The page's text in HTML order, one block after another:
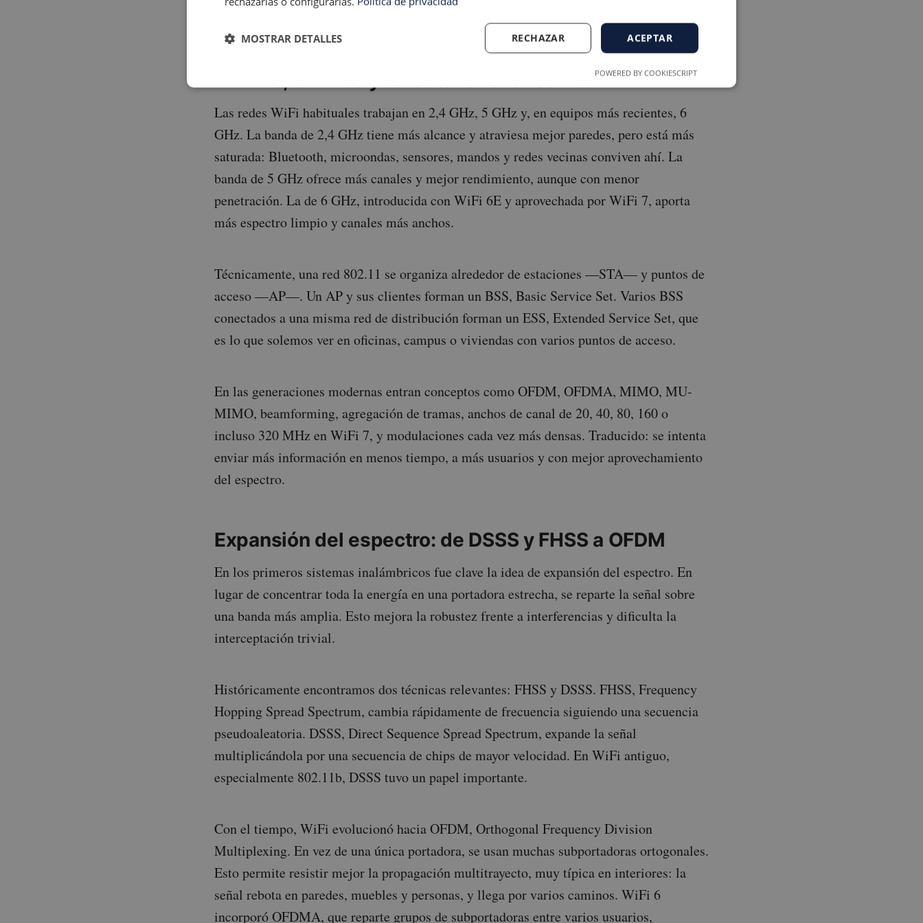
Bandas, canales y características técnicas
Las redes WiFi habituales trabajan en 2,4 GHz, 5 GHz y, en equipos más recientes, 6
GHz. La banda de 2,4 GHz tiene más alcance y atraviesa mejor paredes, pero está más
saturada: Bluetooth, microondas, sensores, mandos y redes vecinas conviven ahí. La
banda de 5 GHz ofrece más canales y mejor rendimiento, aunque con menor
penetración. La de 6 GHz, introducida con WiFi 6E y aprovechada por WiFi 7, aporta
más espectro limpio y canales más anchos.
Técnicamente, una red 802.11 se organiza alrededor de estaciones —STA— y puntos de
acceso —AP—. Un AP y sus clientes forman un BSS, Basic Service Set. Varios BSS
conectados a una misma red de distribución forman un ESS, Extended Service Set, que
es lo que solemos ver en oficinas, campus o viviendas con varios puntos de acceso.
En las generaciones modernas entran conceptos como OFDM, OFDMA, MIMO, MU-
MIMO, beamforming, agregación de tramas, anchos de canal de 20, 40, 80, 160 o
incluso 320 MHz en WiFi 7, y modulaciones cada vez más densas. Traducido: se intenta
enviar más información en menos tiempo, a más usuarios y con mejor aprovechamiento
del espectro.
Expansión del espectro: de DSSS y FHSS a OFDM
En los primeros sistemas inalámbricos fue clave la idea de expansión del espectro. En
lugar de concentrar toda la energía en una portadora estrecha, se reparte la señal sobre
una banda más amplia. Esto mejora la robustez frente a interferencias y dificulta la
interceptación trivial.
Históricamente encontramos dos técnicas relevantes: FHSS y DSSS. FHSS, Frequency
Hopping Spread Spectrum, cambia rápidamente de frecuencia siguiendo una secuencia
pseudoaleatoria. DSSS, Direct Sequence Spread Spectrum, expande la señal
multiplicándola por una secuencia de chips de mayor velocidad. En WiFi antiguo,
especialmente 802.11b, DSSS tuvo un papel importante.
Con el tiempo, WiFi evolucionó hacia OFDM, Orthogonal Frequency Division
Multiplexing. En vez de una única portadora, se usan muchas subportadoras ortogonales.
Esto permite resistir mejor la propagación multitrayecto, muy típica en interiores: la
señal rebota en paredes, muebles y personas, y llega por varios caminos. WiFi 6
incorporó OFDMA, que reparte grupos de subportadoras entre varios usuarios,
ACEPTAR
RECHAZAR
MOSTRAR DETALLES
POWERED BY COOKIESCRIPT